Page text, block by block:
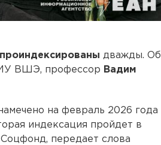
дважды. Об
ВШЭ, профессор Вадим
на февраль 2026 года
индексация пройдет в
передает слова